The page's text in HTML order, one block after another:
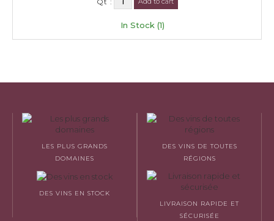
In Stock (1)
LES PLUS GRANDS
DOMAINES
DES VINS DE TOUTES
RÉGIONS
DES VINS EN STOCK
LIVRAISON RAPIDE ET
SÉCURISÉE